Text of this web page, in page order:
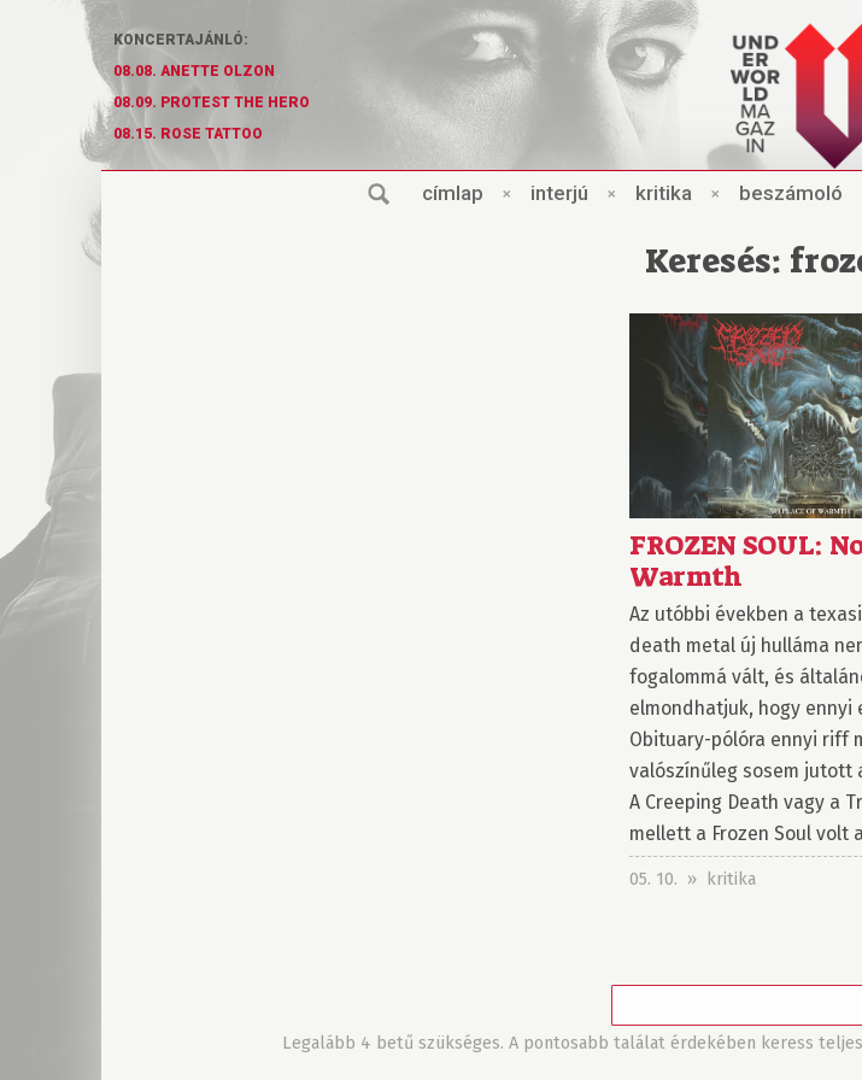
KONCERTAJÁNLÓ:
08.08. ANETTE OLZON
08.09. PROTEST THE HERO
08.15. ROSE TATTOO
címlap × interjú × kritika × beszámoló
Keresés:
FROZEN SOUL:
Warmth
Az utóbbi években a
death metal új hulláma
fogalommá vált, és
elmondhatjuk, hogy ennyi
Obituary-pólóra ennyi riff
valószínűleg sosem jutott
A Creeping Death vagy a
mellett a Frozen Soul volt
05. 10. » kritika
Legalább 4 betű szükséges. A pontosabb találat érdekében keress